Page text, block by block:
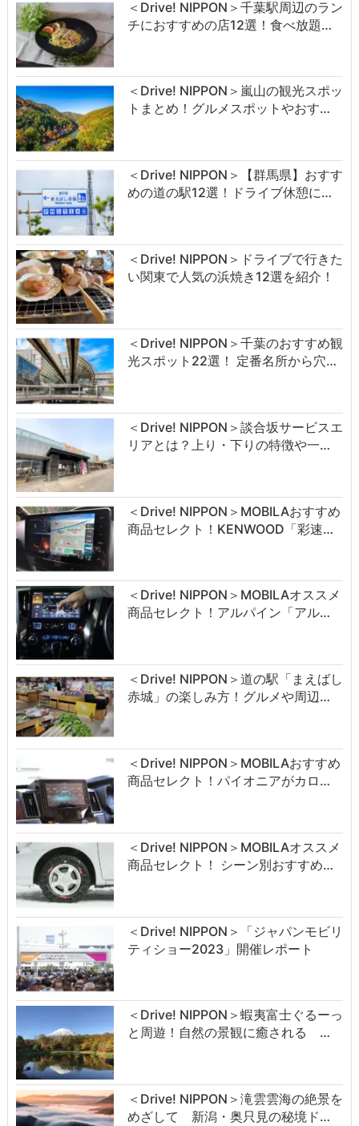
＜Drive! NIPPON＞千葉駅周辺のラン
チにおすすめの店12選！食べ放題…
＜Drive! NIPPON＞嵐山の観光スポッ
トまとめ！グルメスポットやおす…
＜Drive! NIPPON＞【群馬県】おすす
めの道の駅12選！ドライブ休憩に…
＜Drive! NIPPON＞ドライブで行きた
い関東で人気の浜焼き12選を紹介！
＜Drive! NIPPON＞千葉のおすすめ観
光スポット22選！ 定番名所から穴…
＜Drive! NIPPON＞談合坂サービスエ
リアとは？上り・下りの特徴や一…
＜Drive! NIPPON＞MOBILAおすすめ
商品セレクト！KENWOOD「彩速…
＜Drive! NIPPON＞MOBILAオススメ
商品セレクト！アルパイン「アル…
＜Drive! NIPPON＞道の駅「まえばし
赤城」の楽しみ方！グルメや周辺…
＜Drive! NIPPON＞MOBILAおすすめ
商品セレクト！パイオニアがカロ…
＜Drive! NIPPON＞MOBILAオススメ
商品セレクト！ シーン別おすすめ…
＜Drive! NIPPON＞「ジャパンモビリ
ティショー2023」開催レポート
＜Drive! NIPPON＞蝦夷富士ぐるーっ
と周遊！自然の景観に癒される …
＜Drive! NIPPON＞滝雲雲海の絶景を
めざして 新潟・奥只見の秘境ド…